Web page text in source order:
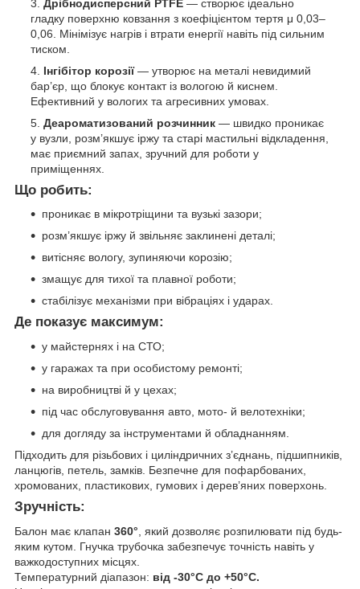
Дрібнодисперсний PTFE — створює ідеально
гладку поверхню ковзання з коефіцієнтом тертя μ 0,03–
0,06. Мінімізує нагрів і втрати енергії навіть під сильним
тиском.
Інгібітор корозії— утворює на металі невидимий
бар’єр, що блокує контакт із вологою й киснем.
Ефективний у вологих та агресивних умовах.
Деароматизований розчинник — швидко проникає
у вузли, розм’якшує іржу та старі мастильні відкладення,
має приємний запах, зручний для роботи у
приміщеннях.
Що робить:
проникає в мікротріщини та вузькі зазори;
розм’якшує іржу й звільняє заклинені деталі;
витісняє вологу, зупиняючи корозію;
змащує для тихої та плавної роботи;
стабілізує механізми при вібраціях і ударах.
Де показує максимум:
у майстернях і на СТО;
у гаражах та при особистому ремонті;
на виробництві й у цехах;
під час обслуговування авто, мото- й велотехніки;
для догляду за інструментами й обладнанням.
Підходить для різьбових і циліндричних з’єднань, підшипників,
ланцюгів, петель, замків. Безпечне для пофарбованих,
хромованих, пластикових, гумових і дерев’яних поверхонь.
Зручність:
Балон має клапан 360° , який дозволяє розпилювати під будь-
яким кутом. Гнучка трубочка забезпечує точність навіть у
важкодоступних місцях.
Температурний діапазон: від -30°C до +50°C.